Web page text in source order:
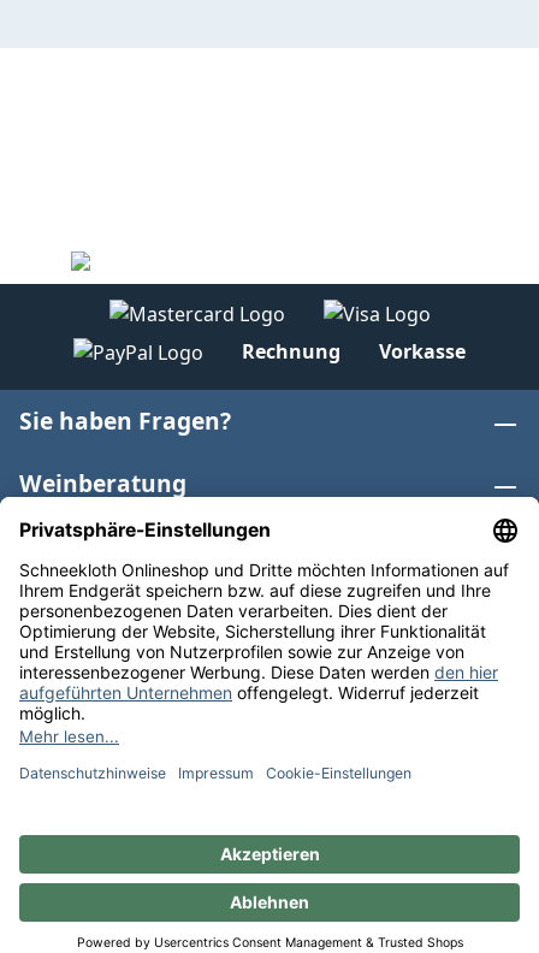
Rechnung Vorkasse
Sie haben Fragen?
Weinberatung
Informationen
Weinkategorien
Internationaler Wein
* Alle Preise inkl. gesetzl. Mehrwertsteuer zzgl.
anders angegeben. Bioprodukte im Bio-Kontrollverfahren
** Kostenfreie Lieferung ab 75 € Bestellwert in DE. Werktags
versandfertig in 24h.